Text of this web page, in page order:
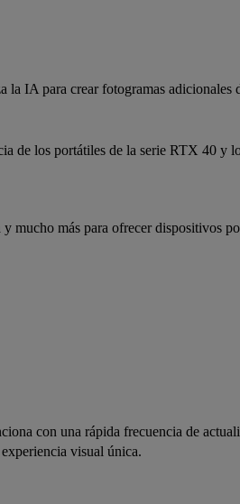
IA para crear fotogramas adicionales
de los portátiles de la serie RTX 40 y
mucho más para ofrecer dispositivos
con una rápida frecuencia de
visual única.